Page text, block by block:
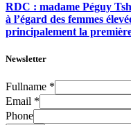
RDC : madame Péguy
à l’égard des femmes
principalement la
Newsletter
Fullname *
Email *
Phone